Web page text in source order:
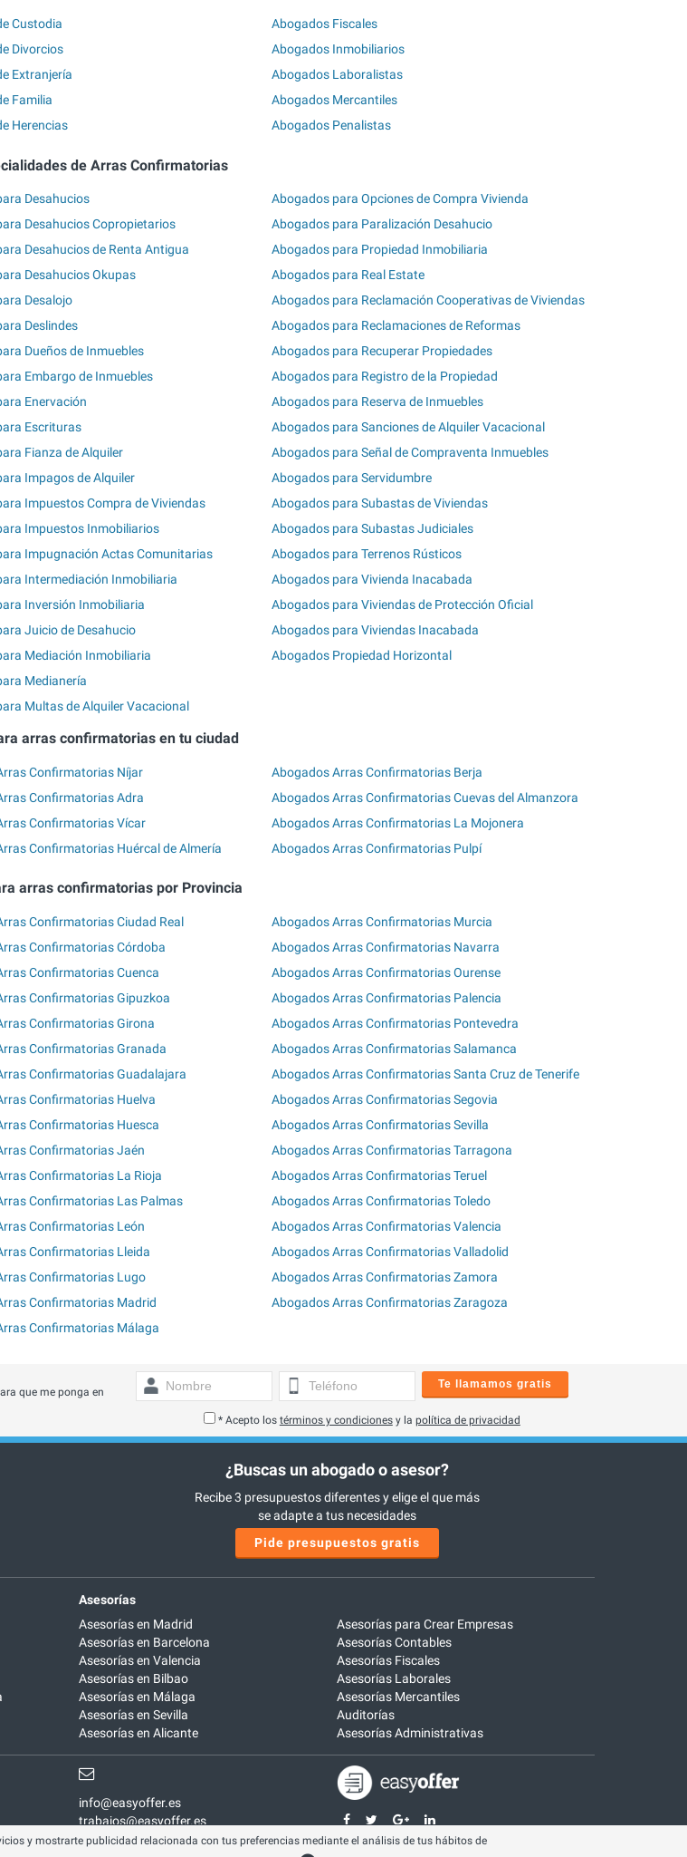
Custodia
Divorcios
Extranjería
Familia
Herencias
Abogados Fiscales
Abogados Inmobiliarios
Abogados Laboralistas
Abogados Mercantiles
Abogados Penalistas
de Arras Confirmatorias
Desahucios
Desahucios Copropietarios
Desahucios de Renta Antigua
Desahucios Okupas
Desalojo
Deslindes
Dueños de Inmuebles
Embargo de Inmuebles
Enervación
Escrituras
Fianza de Alquiler
Impagos de Alquiler
Impuestos Compra de Viviendas
Impuestos Inmobiliarios
Impugnación Actas Comunitarias
Intermediación Inmobiliaria
Inversión Inmobiliaria
Juicio de Desahucio
Mediación Inmobiliaria
Medianería
Multas de Alquiler Vacacional
Abogados para Opciones de Compra Vivienda
Abogados para Paralización Desahucio
Abogados para Propiedad Inmobiliaria
Abogados para Real Estate
Abogados para Reclamación Cooperativas de Viviendas
Abogados para Reclamaciones de Reformas
Abogados para Recuperar Propiedades
Abogados para Registro de la Propiedad
Abogados para Reserva de Inmuebles
Abogados para Sanciones de Alquiler Vacacional
Abogados para Señal de Compraventa Inmuebles
Abogados para Servidumbre
Abogados para Subastas de Viviendas
Abogados para Subastas Judiciales
Abogados para Terrenos Rústicos
Abogados para Vivienda Inacabada
Abogados para Viviendas de Protección Oficial
Abogados para Viviendas Inacabada
Abogados Propiedad Horizontal
arras confirmatorias en tu ciudad
Confirmatorias Níjar
Confirmatorias Adra
Confirmatorias Vícar
Confirmatorias Huércal de Almería
Abogados Arras Confirmatorias Berja
Abogados Arras Confirmatorias Cuevas del Almanzora
Abogados Arras Confirmatorias La Mojonera
Abogados Arras Confirmatorias Pulpí
arras confirmatorias por Provincia
Confirmatorias Ciudad Real
Confirmatorias Córdoba
Confirmatorias Cuenca
Confirmatorias Gipuzkoa
Confirmatorias Girona
Confirmatorias Granada
Confirmatorias Guadalajara
Confirmatorias Huelva
Confirmatorias Huesca
Confirmatorias Jaén
Confirmatorias La Rioja
Confirmatorias Las Palmas
Confirmatorias León
Confirmatorias Lleida
Confirmatorias Lugo
Confirmatorias Madrid
Confirmatorias Málaga
Abogados Arras Confirmatorias Murcia
Abogados Arras Confirmatorias Navarra
Abogados Arras Confirmatorias Ourense
Abogados Arras Confirmatorias Palencia
Abogados Arras Confirmatorias Pontevedra
Abogados Arras Confirmatorias Salamanca
Abogados Arras Confirmatorias Santa Cruz de Tenerife
Abogados Arras Confirmatorias Segovia
Abogados Arras Confirmatorias Sevilla
Abogados Arras Confirmatorias Tarragona
Abogados Arras Confirmatorias Teruel
Abogados Arras Confirmatorias Toledo
Abogados Arras Confirmatorias Valencia
Abogados Arras Confirmatorias Valladolid
Abogados Arras Confirmatorias Zamora
Abogados Arras Confirmatorias Zaragoza
que me ponga en
Te llamamos gratis
* Acepto los términos y condicionesy la política de privacidad
¿Buscas un abogado o asesor?
Recibe 3 presupuestos diferentes y elige el que más
se adapte a tus necesidades
Pide presupuestos gratis
Asesorías
Asesorías en Madrid
Asesorías en Barcelona
Asesorías en Valencia
Asesorías en Bilbao
Asesorías en Málaga
Asesorías en Sevilla
Asesorías en Alicante
Asesorías para Crear Empresas
Asesorías Contables
Asesorías Fiscales
Asesorías Laborales
Asesorías Mercantiles
Auditorías
Asesorías Administrativas
info@easyoffer.es
trabajos@easyoffer.es
y mostrarte publicidad relacionada con tus preferencias mediante el análisis de tus hábitos de